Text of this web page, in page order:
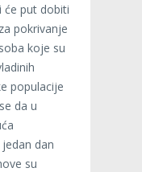
će put dobiti
pokrivanje
koje su
populacije
da u
dan
su